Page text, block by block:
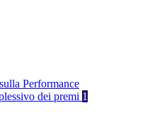
Performance
dei premi 1